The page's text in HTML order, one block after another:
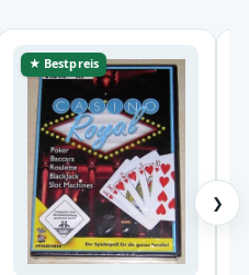
★ Bestpreis
❯